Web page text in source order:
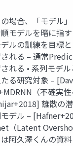
場合、「モデル
モデルを暗に指
ルの訓練を目標
れる – 通常
れる • 系列モデ
る研究対象 –
（不確実
離散の
デル –
（Latent
は阿久澤くんの資